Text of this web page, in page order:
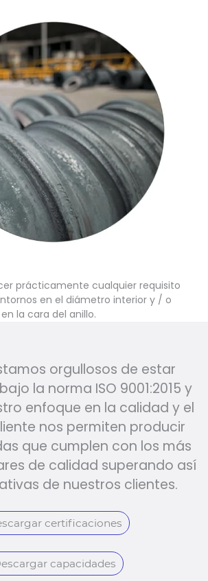
prácticamente cualquier requisito
en el diámetro interior y / o
la cara del anillo.
orgullosos de estar
la norma ISO 9001:2015 y
enfoque en la calidad y el
nos permiten producir
que cumplen con los más
de calidad superando así
de nuestros clientes.
certificaciones
capacidades